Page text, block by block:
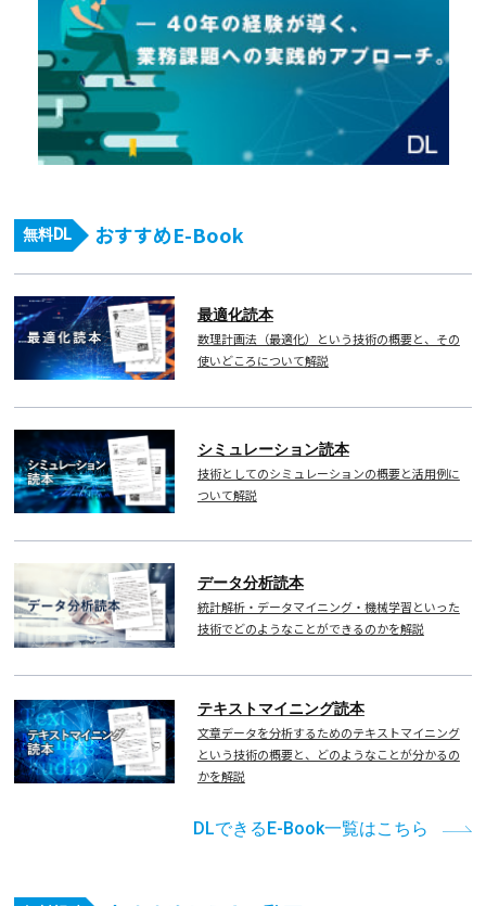
無料DL おすすめE-Book
最適化読本
数理計画法（最適化）という技術の概要と、その
使いどころについて解説
シミュレーション読本
技術としてのシミュレーションの概要と活用例に
ついて解説
データ分析読本
統計解析・データマイニング・機械学習といった
技術でどのようなことができるのかを解説
テキストマイニング読本
文章データを分析するためのテキストマイニング
という技術の概要と、どのようなことが分かるの
かを解説
DLできるE-Book一覧はこちら